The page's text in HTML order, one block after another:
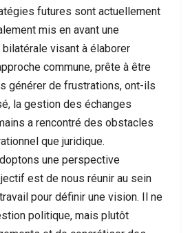
futures sont actuellement
mis en avant une
visant à élaborer
commune, prête à être
générer de frustrations, ont-ils
la gestion des échanges
a rencontré des obstacles
que juridique.
une perspective
est de nous réunir au sein
pour définir une vision. Il ne
politique, mais plutôt